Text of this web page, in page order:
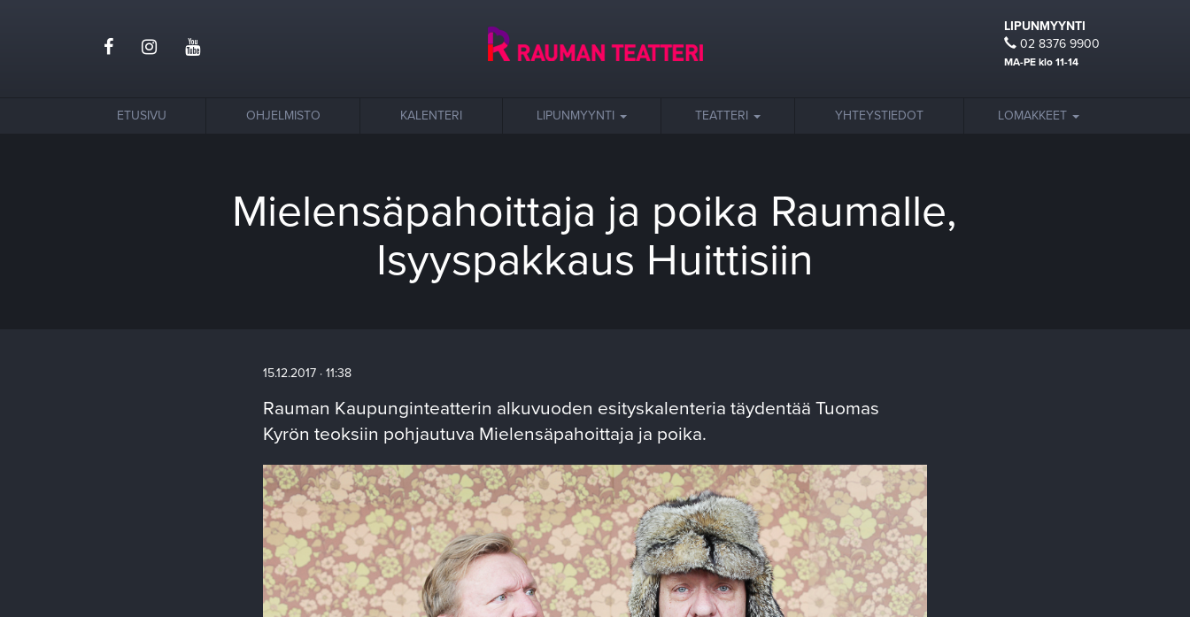
LIPUNMYYNTI
02 8376 9900
MA-PE klo 11-14
ETUSIVU OHJELMISTO KALENTERI LIPUNMYYNTI TEATTERI YHTEYSTIEDOT LOMAKKEET
Mielensäpahoittaja ja poika Raumalle,
Isyyspakkaus Huittisiin
15.12.2017 · 11:38
Rauman Kaupunginteatterin alkuvuoden esityskalenteria täydentää Tuomas
Kyrön teoksiin pohjautuva Mielensäpahoittaja ja poika.